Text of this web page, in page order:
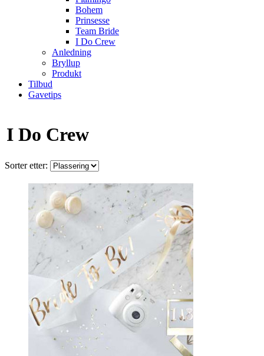
Bohem
Prinsesse
Team Bride
I Do Crew
Anledning
Bryllup
Produkt
Tilbud
Gavetips
I Do Crew
Sorter etter: